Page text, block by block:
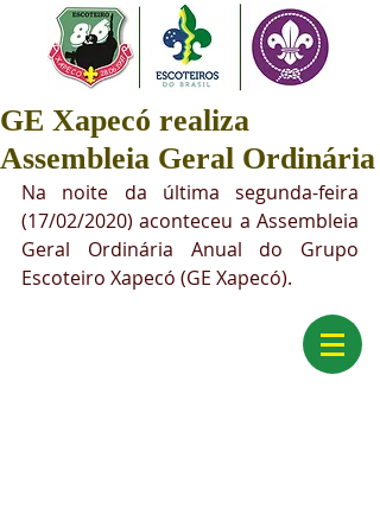
GE Xapecó realiza
Assembleia Geral Ordinária
Na noite da última segunda-feira
(17/02/2020) aconteceu a Assembleia
Geral Ordinária Anual do Grupo
Escoteiro Xapecó (GE Xapecó).